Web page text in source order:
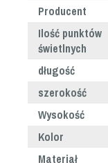
Producent
Ilość punktów
świetlnych
długość
szerokość
Wysokość
Kolor
Materiał